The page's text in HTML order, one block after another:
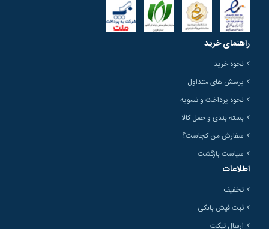
راهنمای خرید
نحوه خرید
پرسش های متداول
نحوه پرداخت و تسویه
بسته بندی و حمل کالا
سفارش من کجاست؟
سیاست بازگشت
اطلاعات
تخفیف
ثبت فیش بانکی
ارسال تیکت